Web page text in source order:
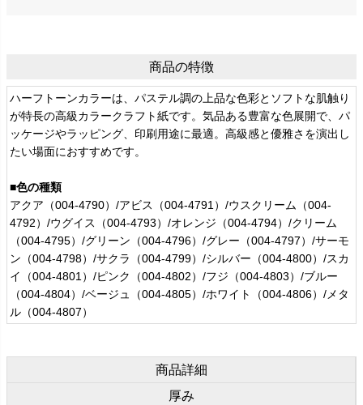
商品の特徴
ハーフトーンカラーは、パステル調の上品な色彩とソフトな肌触り
が特長の高級カラークラフト紙です。気品ある豊富な色展開で、パ
ッケージやラッピング、印刷用途に最適。高級感と優雅さを演出し
たい場面におすすめです。
■色の種類
アクア（004-4790）/アビス（004-4791）/ウスクリーム（004-
4792）/ウグイス（004-4793）/オレンジ（004-4794）/クリーム
（004-4795）/グリーン（004-4796）/グレー（004-4797）/サーモ
ン（004-4798）/サクラ（004-4799）/シルバー（004-4800）/スカ
イ（004-4801）/ピンク（004-4802）/フジ（004-4803）/ブルー
（004-4804）/ベージュ（004-4805）/ホワイト（004-4806）/メタ
ル（004-4807）
商品詳細
厚み